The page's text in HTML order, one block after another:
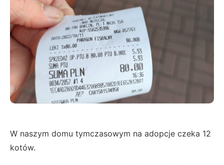
W naszym domu tymczasowym na adopcje czeka 12
kotów.